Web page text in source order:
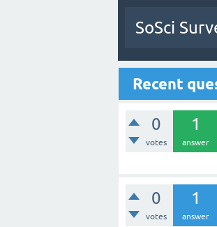
SoSci
Recent
0
votes
1
answer
0
votes
1
answer